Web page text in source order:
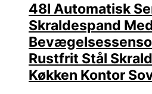
48l Automatisk
Skraldespand
Rustfrit Stål
Køkken Kontor